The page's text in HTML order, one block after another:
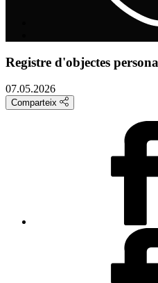
Registre d'objectes
07.05.2026
Comparteix